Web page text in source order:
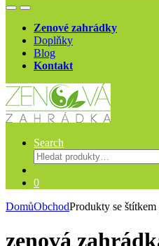
OpenClose
Zenové zahrádky
Doplňky
Blog
Kontakt
Search
Hledat:
0
DomůObchodProdukty se
zenová